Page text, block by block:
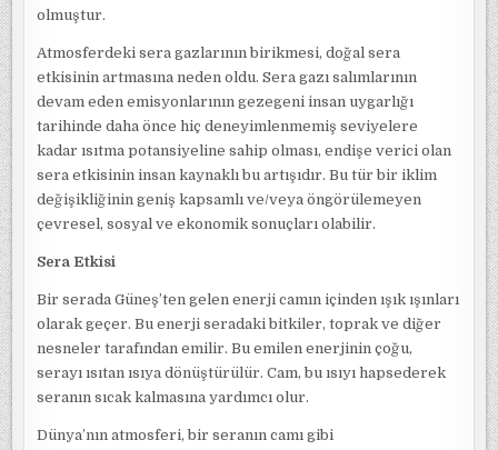
olmuştur.
Atmosferdeki sera gazlarının birikmesi, doğal sera
etkisinin artmasına neden oldu. Sera gazı salımlarının
devam eden emisyonlarının gezegeni insan uygarlığı
tarihinde daha önce hiç deneyimlenmemiş seviyelere
kadar ısıtma potansiyeline sahip olması, endişe verici olan
sera etkisinin insan kaynaklı bu artışıdır. Bu tür bir iklim
değişikliğinin geniş kapsamlı ve/veya öngörülemeyen
çevresel, sosyal ve ekonomik sonuçları olabilir.
Sera Etkisi
Bir serada Güneş’ten gelen enerji camın içinden ışık ışınları
olarak geçer. Bu enerji seradaki bitkiler, toprak ve diğer
nesneler tarafından emilir. Bu emilen enerjinin çoğu,
serayı ısıtan ısıya dönüştürülür. Cam, bu ısıyı hapsederek
seranın sıcak kalmasına yardımcı olur.
Dünya’nın atmosferi, bir seranın camı gibi